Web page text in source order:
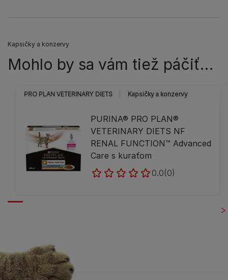
Kapsičky a konzervy
Mohlo by sa vám tiež páčiť…
PRO PLAN VETERINARY DIETS Kapsičky a konzervy
PURINA® PRO PLAN®
VETERINARY DIETS NF
RENAL FUNCTION™ Advanced
Care s kuraťom
0.0(0)